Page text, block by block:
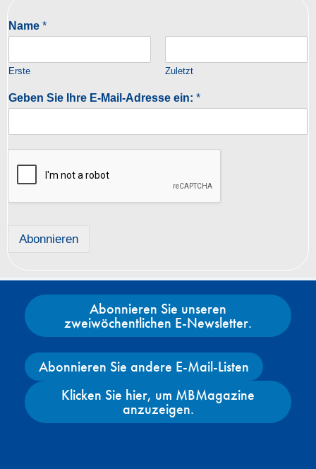
Name *
Erste Zuletzt
Geben Sie Ihre E-Mail-Adresse ein: *
Abonnieren
Abonnieren Sie unseren
zweiwöchentlichen E-Newsletter.
Abonnieren Sie andere E-Mail-Listen
Klicken Sie hier, um MBMagazine
anzuzeigen.